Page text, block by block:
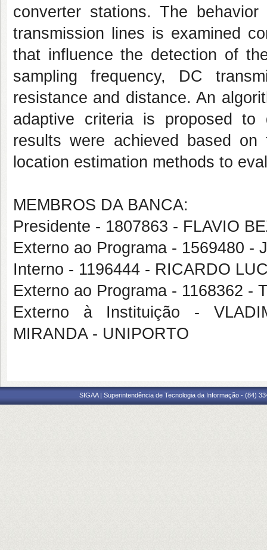
converter stations. The
transmission lines is examined
that influence the detection of
sampling frequency, DC
resistance and distance. An
adaptive criteria is proposed to
results were achieved based
location estimation methods to
MEMBROS DA BANCA:
Presidente - 1807863 - FLAVIO
Externo ao Programa - 1569480 -
Interno - 1196444 - RICARDO
Externo ao Programa - 1168362 -
Externo à Instituição -
MIRANDA - UNIPORTO
SIGAA | Superintendência de Tecnologia da Informação - (84)